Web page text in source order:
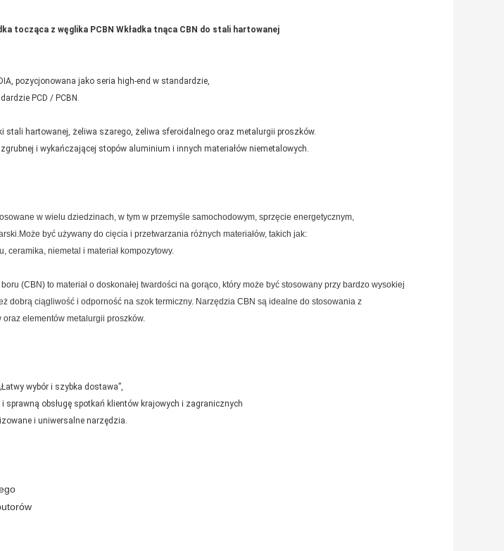
tocząca z węglika PCBN Wkładka tnąca CBN do stali hartowanej
pozycjonowana jako seria high-end w standardzie,
PCD / PCBN.
stali hartowanej, żeliwa szarego, żeliwa sferoidalnego oraz metalurgii proszków.
zgrubnej i wykańczającej stopów aluminium i innych materiałów niemetalowych.
w wielu dziedzinach, w tym w przemyśle samochodowym, sprzęcie energetycznym,
być używany do cięcia i przetwarzania różnych materiałów, takich jak:
ceramika, niemetal i materiał kompozytowy.
(CBN) to materiał o doskonałej twardości na gorąco, który może być stosowany przy bardzo wysokiej
dobrą ciągliwość i odporność na szok termiczny. Narzędzia CBN są idealne do stosowania z
elementów metalurgii proszków.
wybór i szybka dostawa”,
sprawną obsługę spotkań klientów krajowych i zagranicznych
i uniwersalne narzędzia.